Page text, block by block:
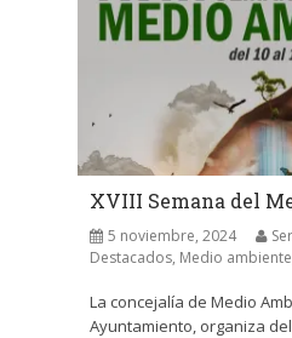
XVIII Semana del
5 noviembre, 2024
Destacados, Medio ambiente
La concejalía de Medio
Ayuntamiento, organiza